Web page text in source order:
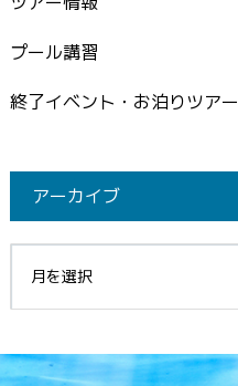
プール講習
終了イベント・お泊りツアー
アーカイブ